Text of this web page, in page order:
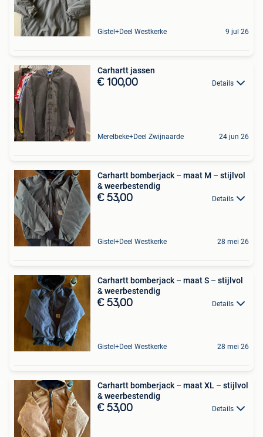
Gistel+Deel Westkerke 9 jul 26
Carhartt jassen
€ 100,00 Details
Merelbeke+Deel Zwijnaarde 24 jun 26
Carhartt bomberjack – maat M – stijlvol
& weerbestendig
€ 53,00 Details
Gistel+Deel Westkerke 28 mei 26
Carhartt bomberjack – maat S – stijlvol
& weerbestendig
€ 53,00 Details
Gistel+Deel Westkerke 28 mei 26
Carhartt bomberjack – maat XL – stijlvol
& weerbestendig
€ 53,00 Details